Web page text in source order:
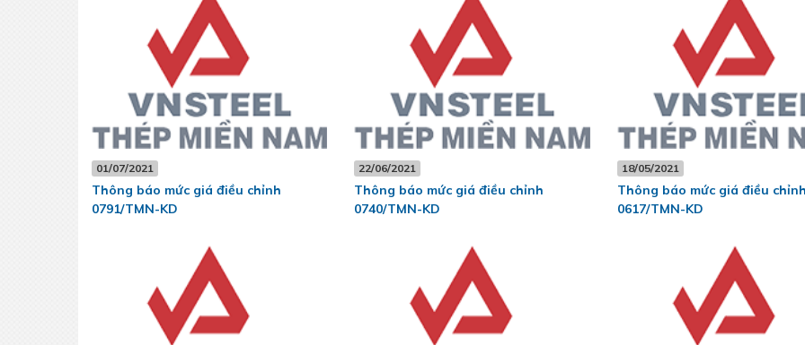
01/07/2021
Thông báo mức giá điều chỉnh
0791/TMN-KD
22/06/2021
Thông báo mức giá điều chỉnh
0740/TMN-KD
18/05/2021
Thông báo mức giá điều
0617/TMN-KD